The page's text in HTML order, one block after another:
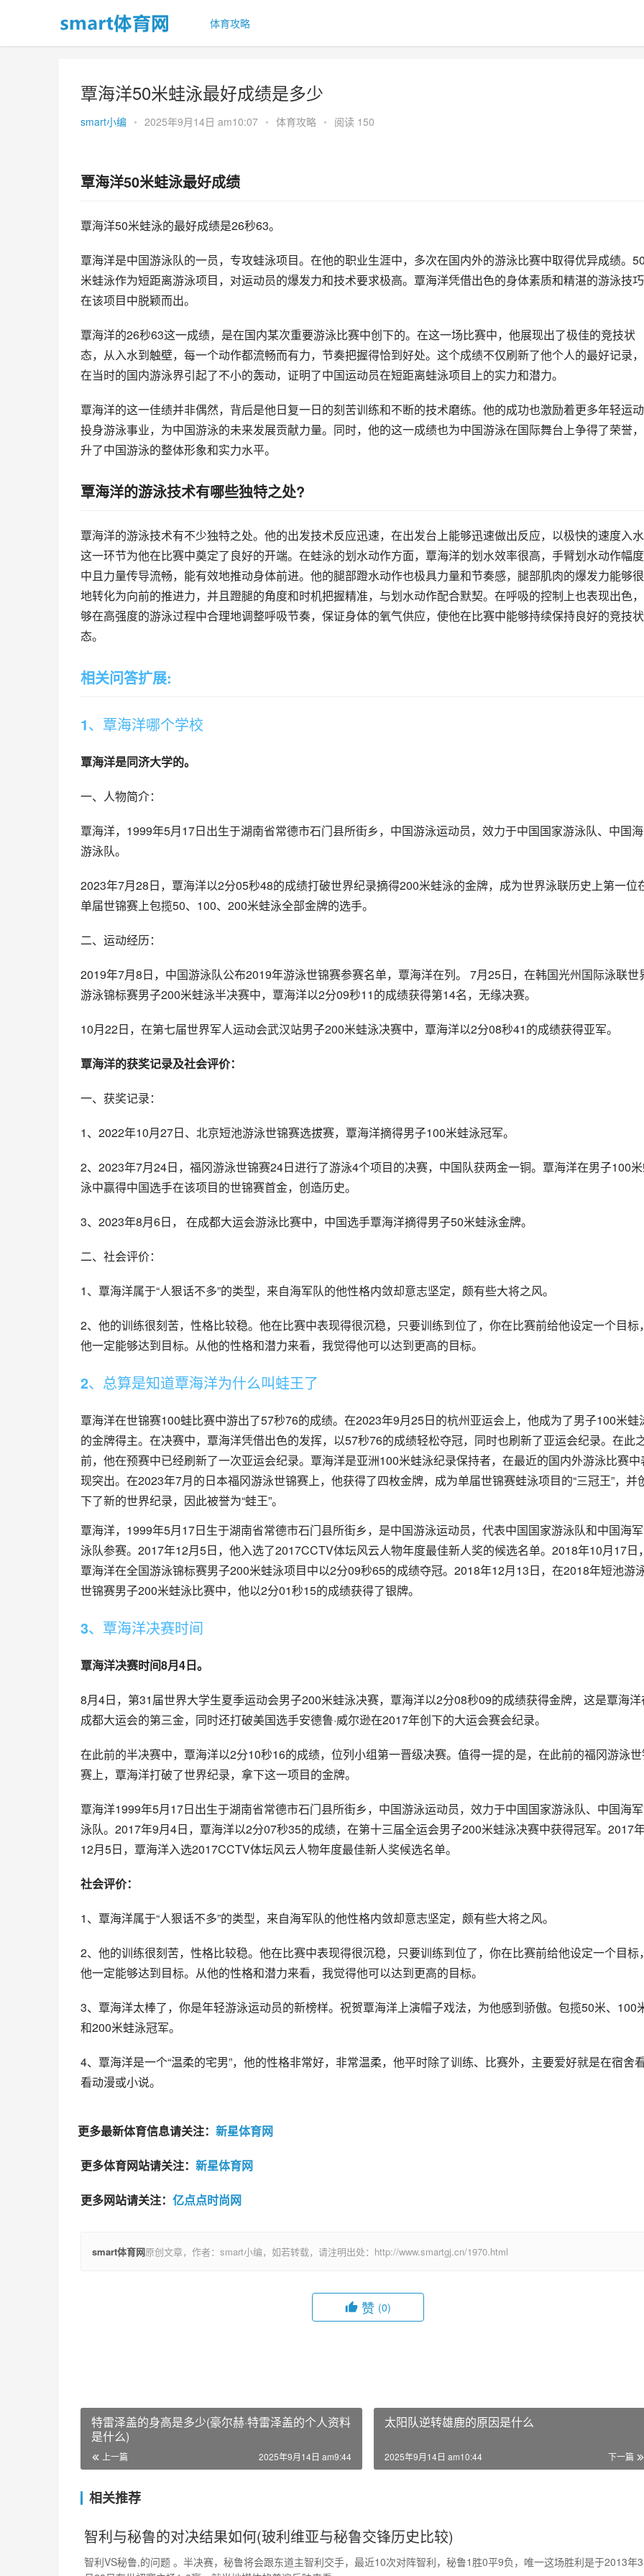
体育攻略
覃海洋50米蛙泳最好成绩是多少
smart小编 • 2025年9月14日 am10:07 • 体育攻略 • 阅读 150
覃海洋50米蛙泳最好成绩
覃海洋50米蛙泳的最好成绩是26秒63。
覃海洋是中国游泳队的一员，专攻蛙泳项目。在他的职业生涯中，多次在国内外的游泳比赛中取得优异成绩。
米蛙泳作为短距离游泳项目，对运动员的爆发力和技术要求极高。覃海洋凭借出色的身体素质和精湛的游泳技
在该项目中脱颖而出。
覃海洋的26秒63这一成绩，是在国内某次重要游泳比赛中创下的。在这一场比赛中，他展现出了极佳的竞技状
态，从入水到触壁，每一个动作都流畅而有力，节奏把握得恰到好处。这个成绩不仅刷新了他个人的最好记录
在当时的国内游泳界引起了不小的轰动，证明了中国运动员在短距离蛙泳项目上的实力和潜力。
覃海洋的这一佳绩并非偶然，背后是他日复一日的刻苦训练和不断的技术磨练。他的成功也激励着更多年轻运
投身游泳事业，为中国游泳的未来发展贡献力量。同时，他的这一成绩也为中国游泳在国际舞台上争得了荣誉
升了中国游泳的整体形象和实力水平。
覃海洋的游泳技术有哪些独特之处?
覃海洋的游泳技术有不少独特之处。他的出发技术反应迅速，在出发台上能够迅速做出反应，以极快的速度入
这一环节为他在比赛中奠定了良好的开端。在蛙泳的划水动作方面，覃海洋的划水效率很高，手臂划水动作幅
中且力量传导流畅，能有效地推动身体前进。他的腿部蹬水动作也极具力量和节奏感，腿部肌肉的爆发力能够
地转化为向前的推进力，并且蹬腿的角度和时机把握精准，与划水动作配合默契。在呼吸的控制上也表现出色
够在高强度的游泳过程中合理地调整呼吸节奏，保证身体的氧气供应，使他在比赛中能够持续保持良好的竞技状
态。
相关问答扩展:
1、覃海洋哪个学校
覃海洋是同济大学的。
一、人物简介：
覃海洋，1999年5月17日出生于湖南省常德市石门县所街乡，中国游泳运动员，效力于中国国家游泳队、中国
游泳队。
2023年7月28日，覃海洋以2分05秒48的成绩打破世界纪录摘得200米蛙泳的金牌，成为世界泳联历史上第一位
单届世锦赛上包揽50、100、200米蛙泳全部金牌的选手。
二、运动经历：
2019年7月8日，中国游泳队公布2019年游泳世锦赛参赛名单，覃海洋在列。 7月25日，在韩国光州国际泳联世
游泳锦标赛男子200米蛙泳半决赛中，覃海洋以2分09秒11的成绩获得第14名，无缘决赛。
10月22日，在第七届世界军人运动会武汉站男子200米蛙泳决赛中，覃海洋以2分08秒41的成绩获得亚军。
覃海洋的获奖记录及社会评价：
一、获奖记录：
1、2022年10月27日、北京短池游泳世锦赛选拔赛，覃海洋摘得男子100米蛙泳冠军。
2、2023年7月24日，福冈游泳世锦赛24日进行了游泳4个项目的决赛，中国队获两金一铜。覃海洋在男子100
泳中赢得中国选手在该项目的世锦赛首金，创造历史。
3、2023年8月6日， 在成都大运会游泳比赛中，中国选手覃海洋摘得男子50米蛙泳金牌。
二、社会评价：
1、覃海洋属于“人狠话不多”的类型，来自海军队的他性格内敛却意志坚定，颇有些大将之风。
2、他的训练很刻苦，性格比较稳。他在比赛中表现得很沉稳，只要训练到位了，你在比赛前给他设定一个目标
他一定能够达到目标。从他的性格和潜力来看，我觉得他可以达到更高的目标。
2、总算是知道覃海洋为什么叫蛙王了
覃海洋在世锦赛100蛙比赛中游出了57秒76的成绩。在2023年9月25日的杭州亚运会上，他成为了男子100米蛙
的金牌得主。在决赛中，覃海洋凭借出色的发挥，以57秒76的成绩轻松夺冠，同时也刷新了亚运会纪录。在此
前，他在预赛中已经刷新了一次亚运会纪录。覃海洋是亚洲100米蛙泳纪录保持者，在最近的国内外游泳比赛中
现突出。在2023年7月的日本福冈游泳世锦赛上，他获得了四枚金牌，成为单届世锦赛蛙泳项目的“三冠王”，并
下了新的世界纪录，因此被誉为“蛙王”。
覃海洋，1999年5月17日生于湖南省常德市石门县所街乡，是中国游泳运动员，代表中国国家游泳队和中国海
泳队参赛。2017年12月5日，他入选了2017CCTV体坛风云人物年度最佳新人奖的候选名单。2018年10月17日
覃海洋在全国游泳锦标赛男子200米蛙泳项目中以2分09秒65的成绩夺冠。2018年12月13日，在2018年短池游
世锦赛男子200米蛙泳比赛中，他以2分01秒15的成绩获得了银牌。
3、覃海洋决赛时间
覃海洋决赛时间8月4日。
8月4日，第31届世界大学生夏季运动会男子200米蛙泳决赛，覃海洋以2分08秒09的成绩获得金牌，这是覃海洋
成都大运会的第三金，同时还打破美国选手安德鲁·威尔逊在2017年创下的大运会赛会纪录。
在此前的半决赛中，覃海洋以2分10秒16的成绩，位列小组第一晋级决赛。值得一提的是，在此前的福冈游泳
赛上，覃海洋打破了世界纪录，拿下这一项目的金牌。
覃海洋1999年5月17日出生于湖南省常德市石门县所街乡，中国游泳运动员，效力于中国国家游泳队、中国海
泳队。2017年9月4日，覃海洋以2分07秒35的成绩，在第十三届全运会男子200米蛙泳决赛中获得冠军。2017
12月5日，覃海洋入选2017CCTV体坛风云人物年度最佳新人奖候选名单。
社会评价：
1、覃海洋属于“人狠话不多”的类型，来自海军队的他性格内敛却意志坚定，颇有些大将之风。
2、他的训练很刻苦，性格比较稳。他在比赛中表现得很沉稳，只要训练到位了，你在比赛前给他设定一个目标
他一定能够达到目标。从他的性格和潜力来看，我觉得他可以达到更高的目标。
3、覃海洋太棒了，你是年轻游泳运动员的新榜样。祝贺覃海洋上演帽子戏法，为他感到骄傲。包揽50米、100
和200米蛙泳冠军。
4、覃海洋是一个“温柔的宅男”，他的性格非常好，非常温柔，他平时除了训练、比赛外，主要爱好就是在宿舍
看动漫或小说。
更多最新体育信息请关注： 新星体育网
更多体育网站请关注： 新星体育网
更多网站请关注： 亿点点时尚网
smart体育网原创文章，作者：smart小编，如若转载，请注明出处：http://www.smartgj.cn/1970.html
赞 (0)
特雷泽盖的身高是多少(豪尔赫·特雷泽盖的个人资料
是什么)
上一篇 2025年9月14日 am9:44
太阳队逆转雄鹿的原因是什么
下一篇
2025年9月14日 am10:44
相关推荐
智利与秘鲁的对决结果如何(玻利维亚与秘鲁交锋历史比较)
智利VS秘鲁,的问题 。半决赛，秘鲁将会跟东道主智利交手，最近10次对阵智利，秘鲁1胜0平9负，唯一这场胜利是于2013年3